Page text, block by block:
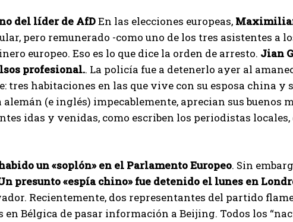
del líder de AfDEn las elecciones europeas,
pero remunerado -como uno de los tres asistentes a
europeo. Eso es lo que dice la orden de arresto. Jian
profesional.. La policía fue a detenerlo ayer al
tres habitaciones en las que vive con su esposa china y
(e inglés) impecablemente, aprecian sus buenos
idas y venidas, como escriben los periodistas
un «soplón» en el Parlamento Europeo. Sin
presunto «espía chino» fue detenido el lunes en
Recientemente, dos representantes del partido
​​en Bélgica de pasar información a Beijing. Todos los